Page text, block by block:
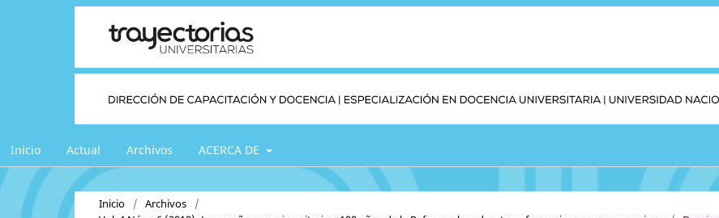
Inicio Actual Archivos ACERCA DE
Inicio / Archivos
/